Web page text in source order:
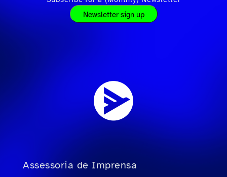
Newsletter sign up
Assessoria de Imprensa